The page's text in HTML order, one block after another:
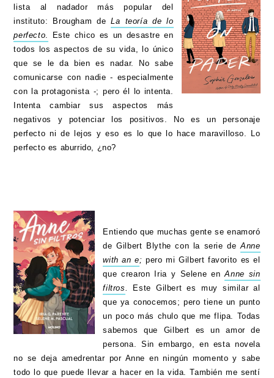
lista al nadador más popular del
instituto: Brougham deLa teoría de lo
perfecto.
Este chico es un desastre en
todos los aspectos de su vida, lo único
que se le da bien es nadar. No sabe
comunicarse con nadie - especialmente
con la protagonista -; pero él lo intenta.
Intenta cambiar sus aspectos más
negativos y potenciar los positivos. No es un personaje
perfecto ni de lejos y eso es lo que lo hace maravilloso. Lo
perfecto es aburrido, ¿no?
Entiendo que muchas gente se enamoró
de Gilbert Blythe con la serie deAnne
with an e;pero mi Gilbert favorito es el
que crearon Iria y Selene enAnne sin
filtros.
Este Gilbert es muy similar al
que ya conocemos; pero tiene un punto
un poco más chulo que me flipa. Todas
sabemos que Gilbert es un amor de
persona. Sin embargo, en esta novela
no se deja amedrentar por Anne en ningún momento y sabe
todo lo que puede llevar a hacer en la vida. También me sentí